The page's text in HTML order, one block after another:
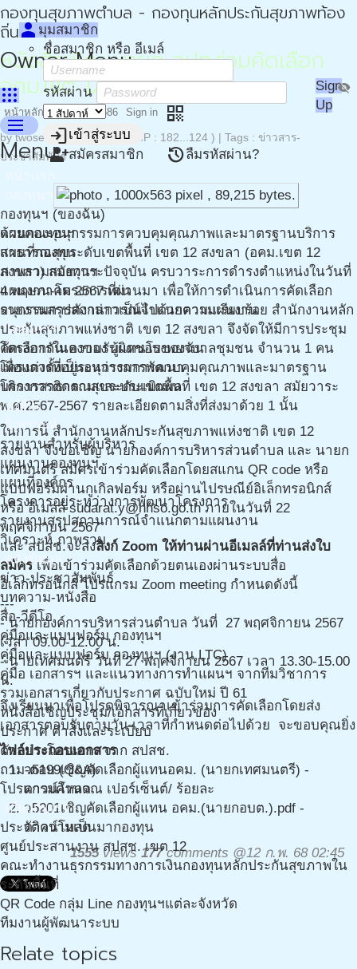
กองทุนสุขภาพตำบล - กองทุนหลักประกันสุขภาพท้อง
ถิ่น - กปท
Owner Menu
apps
person มุมสมาชิก
ชื่อสมาชิก หรือ อีเมล์
รหัสผ่าน visibility_off
loginเข้าสู่ระบบ
person_addสมัครสมาชิก restoreลืมรหัสผ่าน?
Sign
Up
menu
Menu
กองทุนฯ (ของฉัน)
แผนกองทุนฯ
แผนที่กองทุน
ภาพรวมกองทุนฯ
แผนงาน-โครงการเด่น
รายงานสรุปสถานการณ์จำแนกตามแผนงาน
โครงการ
โครงการในความรับผิดชอบของฉัน
โครงการที่อยู่ระหว่างการพัฒนา
โครงการติดตามและประเมินผล
ปฎิทิน
วิเคราะห์
รายงานสำหรับผู้บริหาร
แผนงานกองทุนฯ
แผนที่องค์กร
โครงการอยู่ระหว่างการพัฒนาโครงการ
รายงานสรุปสถานการณ์จำแนกตามแผนงาน
วิเคราะห์ ภาพรวม
คลังข้อมูล
ข่าว-ประชาสัมพันธ์
บทความ-หนังสือ
สื่อ-วีดีโอ
คู่มือและแบบฟอร์ม กองทุนฯ
คู่มือและแบบฟอร์ม กองทุนฯ (งาน LTC)
คู่มือ เอกสารฯ และแนวทางการทำแผนฯ จากทีมวิชาการ
รวมเอกสารเกี่ยวกับประกาศ ฉบับใหม่ ปี 61
หนังสือเชิญประชุม/เอกสารที่เกี่ยวข้อง
ประกาศ คำสั่งและระเบียบ
ตัวอย่างโครงการ จาก สปสช.
ถาม-ตอบ (Q&A)
โปรแกรมคำนวณ เปอร์เซ็นต์/ ร้อยละ
เกี่ยวกับเรา
ประวัติความเป็นมากองทุน
ศูนย์ประสานงาน สปสช. เขต 12
คณะทำงานธุรกรรมทางการเงินกองทุนหลักประกันสุขภาพใน
ระดับพื้นที่
QR Code กลุ่ม Line กองทุนฯแต่ละจังหวัด
ทีมงานผู้พัฒนาระบบ
หนังสือเชิญ นายก อปท.ร่วมคัดเลือก
อคม.เขต 12
หน้าหลัก Story 193586 Sign in qr_code
bytwoseadj @4 พ.ย. 67 08:46 ( IP : 182...124 ) Tags : ข่าวสาร-
ประชาสัมพันธ์
ด้วยคณะอนุกรรมการควบคุมคุณภาพและมาตรฐานบริการ
สาธารณสุขระดับเขตพื้นที่ เขต 12 สงขลา (อคม.เขต 12
สงขลา) สมัยวาระปัจจุบัน ครบวาระการดำรงตำแหน่งในวันที่
4 พฤษภาคม 2567 ที่ผ่านมา เพื่อให้การดำเนินการคัดเลือก
อนุกรรมการดังกล่าวเป็นไปด้วยความเรียบร้อย สำนักงานหลัก
ประกันสุขภาพแห่งชาติ เขต 12 สงขลา จึงจัดให้มีการประชุม
คัดเลือกกันเองของ ผู้แทนโรงพยาบาลชุมชน จำนวน 1 คน
เพื่อแต่งตั้งเป็นอนุกรรมการควบคุมคุณภาพและมาตรฐาน
บริการสาธารณสุขระดับเขตพื้นที่ เขต 12 สงขลา สมัยวาระ
พ.ศ.2567-2567 รายละเอียดตามสิ่งที่ส่งมาด้วย 1 นั้น
ในการนี้ สำนักงานหลักประกันสุขภาพแห่งชาติ เขต 12
สงขลา จึงขอเชิญ นายกองค์การบริหารส่วนตำบล และ นายก
เทศมนตรี สมัครเข้าร่วมคัดเลือกโดยสแกน QR code หรือ
แบบฟอร์มผ่านกูเกิลฟอร์ม หรือผ่านไปรษณีย์อิเล็กทรอนิกส์
หรือ อีเมลล์ sudarat.y@nhso.go.th ภายในวันที่ 22
พฤศจิกายน 2567
และ สปสช.จะส่งลิงก์ Zoom ให้ท่านผ่านอีเมลล์ที่ท่านส่งใบ
สมัครเพื่อเข้าร่วมคัดเลือกด้วยตนเองผ่านระบบสื่อ
อิเล็กทรอนิกส์ โปรแกรม Zoom meeting กำหนดดังนี้
---
- นายกองค์การบริหารส่วนตำบล วันที่ 27 พฤศจิกายน 2567
เวลา 09.00-12.00 น.
- นายเทศมนตรี วันที่ 27 พฤศจิกายน 2567 เวลา 13.30-15.00
น.
จึงเรียนมาเพื่อโปรดพิจารณาเข้าร่วมการคัดเลือกโดยส่ง
เอกสารตอบรับตามวัน เวลาที่กำหนดต่อไปด้วย จะขอบคุณยิ่ง
ไฟล์ประกอบเอกสาร
ว5199เชิญคัดเลือกผู้แทนอคม. (นายกเทศมนตรี) -
ดาวน์โหลด
ว5201เชิญคัดเลือกผู้แทน อคม.(นายกอบต.).pdf -
ดาวน์โหลด
1555views177comments @12 ก.พ. 68 02:45
Relate topics